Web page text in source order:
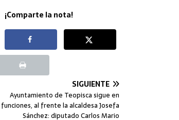
¡Comparte la nota!
SIGUIENTE
Ayuntamiento de Teopisca sigue en
funciones, al frente la alcaldesa Josefa
Sánchez: diputado Carlos Mario